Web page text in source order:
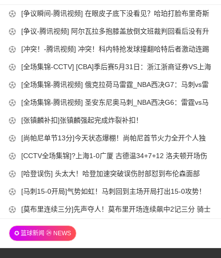
2026-
06-
15:00:02
[争议瞬间-腾讯视频] 在眼皮子底下没看见？哈珀打脸布里奇斯
没吹福斯特给了个争球？
2026-
06-
15:00:02
[争议-腾讯视频] 阿尔瓦拉多抱膝盖放倒文班裁判回看后没有升
级维持原判
2026-
06-
15:00:03
[冲突！-腾讯视频] 冲突！科内特抢发球撞翻哈特后者激动连踢
带推吃T
2026-
05-
21:00:02
[全场集锦-CCTV] [CBA]季后赛5月31日：浙江浙商证券VS上海
久事 集锦
2026-
05-
15:00:02
[全场集锦-腾讯视频] 俄克拉荷马雷霆_NBA西决G7：马刺vs雷
霆_进攻爆发力简直无解亚历山大单节7中6轰下13分_高清
2026-
05-
15:00:02
[全场集锦-腾讯视频] 圣安东尼奥马刺_NBA西决G6：雷霆vs马
刺_巨人库里说的就是这个吧文班亚马外线拔起就射命中首节第
2026-
05-
21:00:02
[张镇麟补扣]张镇麟强起完成炸裂补扣！
2026-
15:00:02
[尚帕尼单节13分]今天状态爆棚！尚帕尼首节火力全开个人独
取13分！
2026-
05-
21:00:02
[CCTV全场集锦]?上海1-0广厦 古德温34+7+12 洛夫顿开场伤
退 孙铭徽0分&5失误
2026-
15:00:02
[哈登误伤] 头太大！哈登加速突破误伤肘部怼到布伦森面部
2026-
05-
15:00:02
[马刺15-0开局]气势如虹！马刺回到主场开局打出15-0攻势！
2026-
22
15:00:02
[莫布里连续三分]先声夺人！莫布里开场连续飙中2记三分 骑士
✪ 篮球新闻 ㉔ NEWS